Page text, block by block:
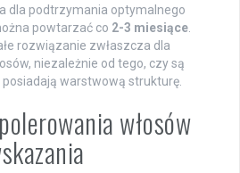
dla podtrzymania optymalnego
powtarzać co 2-3 miesiące
rozwiązanie zwłaszcza dla
niezależnie od tego, czy są
warstwową strukturę.
włosów